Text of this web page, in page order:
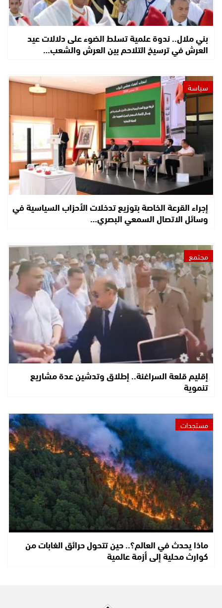
بني ملال.. ندوة علمية تسلط الضوء على دلالات عيد
العرش في ترسيخ التلاحم بين العرش والشعب…
سياسة
إجراء القرعة الخاصة بتوزيع تدخلات الأحزاب السياسية في
وسائل الاتصال السمعي البصري…
مجتمع
إقليم قلعة السراغنة.. إطلاق وتدشين عدة مشاريع
تنموية
مستجدات
ماذا يحدث في العالم؟.. حين تتحول حرائق الغابات من
كوارث محلية إلى أزمة عالمية